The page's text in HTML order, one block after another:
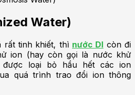
Water)
rất tinh khiết, thì nước DI còn đi
ion (hay còn gọi là nước khử
loại bỏ hầu hết các ion
quá trình trao đổi ion thông